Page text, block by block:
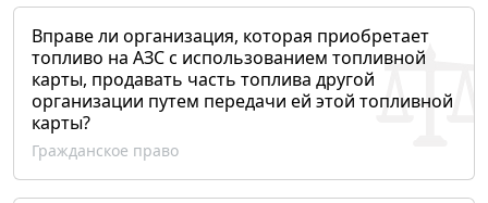
Вправе ли организация, которая приобретает
топливо на АЗС с использованием топливной
карты, продавать часть топлива другой
организации путем передачи ей этой топливной
карты?
Гражданское право